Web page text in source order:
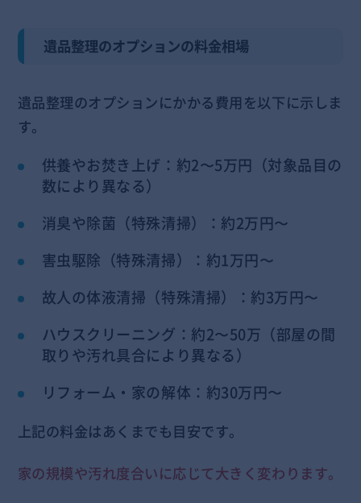
遺品整理のオプションの料金相場
遺品整理のオプションにかかる費用を以下に示しま
す。
供養やお焚き上げ：約2〜5万円（対象品目の
数により異なる）
消臭や除菌（特殊清掃）：約2万円〜
害虫駆除（特殊清掃）：約1万円〜
故人の体液清掃（特殊清掃）：約3万円〜
ハウスクリーニング：約2〜50万（部屋の間
取りや汚れ具合により異なる）
リフォーム・家の解体：約30万円〜
上記の料金はあくまでも目安です。
家の規模や汚れ度合いに応じて大きく変わります。